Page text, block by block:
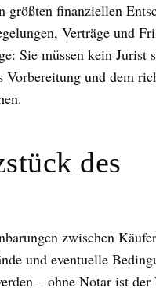
finanziellen
Verträge und
Sie müssen kein Jurist
und dem
des
zwischen
und eventuelle
– ohne Notar ist